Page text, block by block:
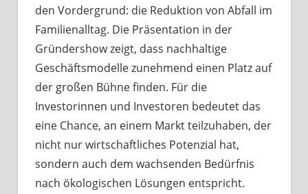
den Vordergrund: die Reduktion von Abfall im
Familienalltag. Die Präsentation in der
Gründershow zeigt, dass nachhaltige
Geschäftsmodelle zunehmend einen Platz auf
der großen Bühne finden. Für die
Investorinnen und Investoren bedeutet das
eine Chance, an einem Markt teilzuhaben, der
nicht nur wirtschaftliches Potenzial hat,
sondern auch dem wachsenden Bedürfnis
nach ökologischen Lösungen entspricht.